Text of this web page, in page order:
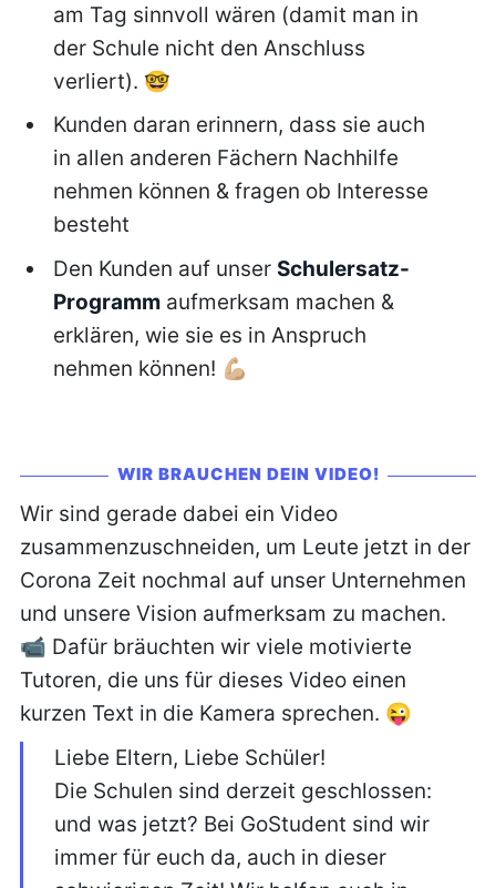
am Tag sinnvoll wären (damit man in
der Schule nicht den Anschluss
verliert). 🤓
Kunden daran erinnern, dass sie auch
in allen anderen Fächern Nachhilfe
nehmen können & fragen ob Interesse
besteht
Den Kunden auf unser Schulersatz-
Programm aufmerksam machen &
erklären, wie sie es in Anspruch
nehmen können! 💪🏼
WIR BRAUCHEN DEIN VIDEO!
Wir sind gerade dabei ein Video
zusammenzuschneiden, um Leute jetzt in der
Corona Zeit nochmal auf unser Unternehmen
und unsere Vision aufmerksam zu machen.
📹 Dafür bräuchten wir viele motivierte
Tutoren, die uns für dieses Video einen
kurzen Text in die Kamera sprechen. 😜
Liebe Eltern, Liebe Schüler!
Die Schulen sind derzeit geschlossen:
und was jetzt? Bei GoStudent sind wir
immer für euch da, auch in dieser